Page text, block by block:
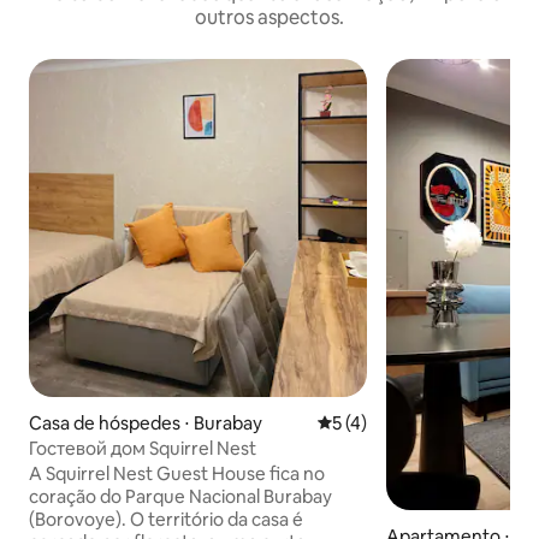
outros aspectos.
Casa de hóspedes ⋅ Burabay 5 de uma avaliação média
5 (4)
Гостевой дом Squirrel Nest
A Squirrel Nest Guest House fica no
coração do Parque Nacional Burabay
(Borovoye). O território da casa é